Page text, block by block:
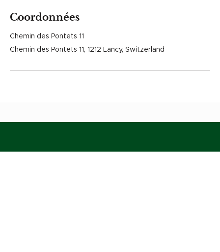
Coordonnées
Chemin des Pontets 11
Chemin des Pontets 11, 1212 Lancy, Switzerland